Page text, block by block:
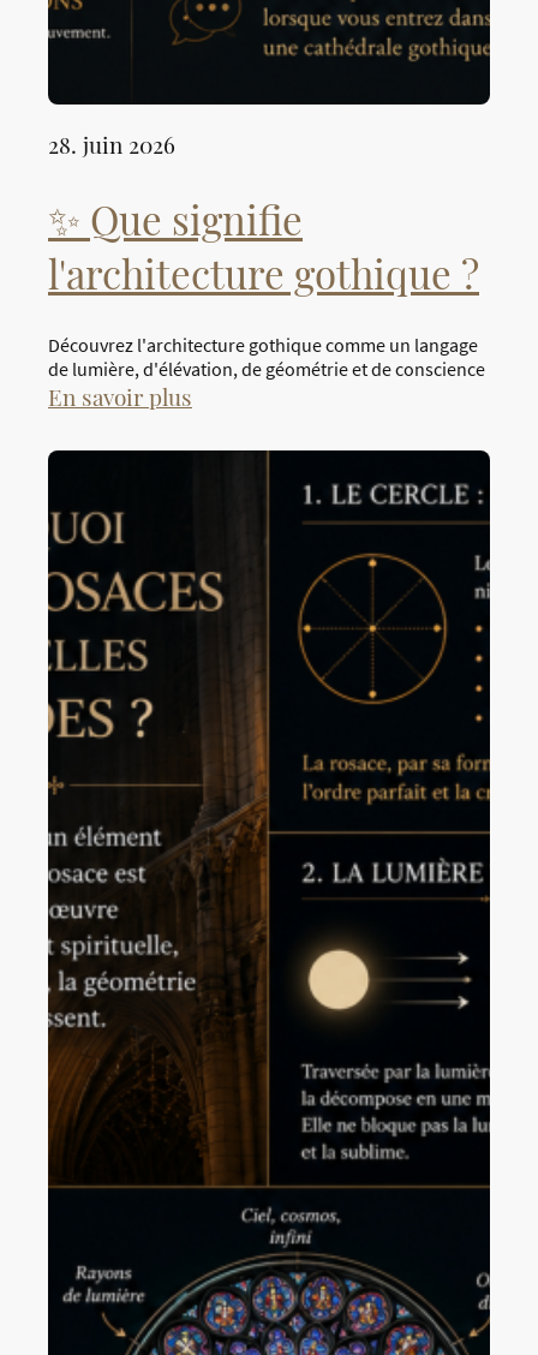
28. juin 2026
✨ Que signifie
l'architecture gothique ?
Découvrez l'architecture gothique comme un langage
de lumière, d'élévation, de géométrie et de conscience
En savoir plus